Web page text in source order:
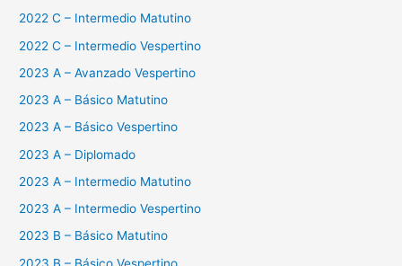
2022 C – Intermedio Matutino
2022 C – Intermedio Vespertino
2023 A – Avanzado Vespertino
2023 A – Básico Matutino
2023 A – Básico Vespertino
2023 A – Diplomado
2023 A – Intermedio Matutino
2023 A – Intermedio Vespertino
2023 B – Básico Matutino
2023 B – Básico Vespertino